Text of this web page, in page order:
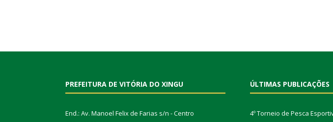
PREFEITURA DE VITÓRIA DO XINGU
End.: Av. Manoel Felix de Farias s/n - Centro
ÚLTIMAS PUBLICAÇÕES
4º Torneio de Pesca